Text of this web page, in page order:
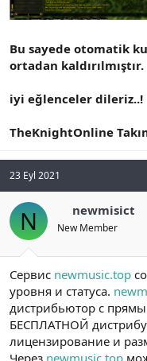
Bu sayede otomatik
ortadan kaldırılmıştır.
iyi eğlenceler dileriz..!
TheKnightOnline
23 Eyl 2021
N newmisict
New Member
Сервис newmusic.top
уровня и статуса.
дистрибьютор с
БЕСПЛАТНОЙ
лицензирование и
Через newmusic.top